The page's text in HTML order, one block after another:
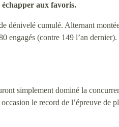
échapper aux favoris.
dénivelé cumulé. Alternant
engagés (contre 149 l’an dernier).
simplement dominé la
le record de l’épreuve de